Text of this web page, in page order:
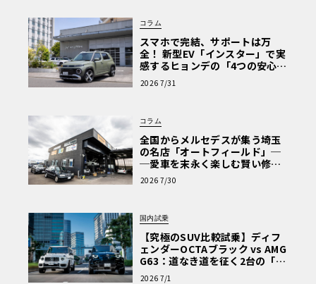
コラム
スマホで完結、サポートは万
全！ 新型EV「インスター」で実
感するヒョンデの「4つの安心」
【第1回・ヒョンデ6つの疑問：
Why? Hyundai?】〈PR〉
2026 7/31
コラム
全国からメルセデスが集う埼玉
の名店「オートフィールド」─
─愛車を末永く楽しむ賢い修理
術と、プロがフックス製オイル
を選ぶ理由〈PR〉
2026 7/30
国内試乗
【究極のSUV比較試乗】ディフ
ェンダーOCTAブラック vs AMG
G63：道なき道を征く2台の「対
極的アプローチ」
2026 7/1